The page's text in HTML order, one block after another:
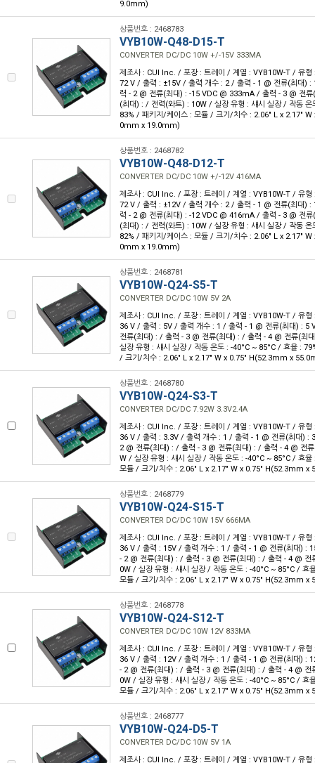
9.0mm)
상품번호 : 2468783
VYB10W-Q48-D15-T
CONVERTER DC/DC 10W +/-15V 333MA
제조사 : CUI Inc. / 포장 : 트레이 / 계열 : VYB10W-T / 유형
72 V / 출력 : ±15V / 출력 개수 : 2 / 출력 - 1 @ 전류(최대)
력 - 2 @ 전류(최대) : -15 VDC @ 333mA / 출력 - 3 @ 전
(최대) : / 전력(와트) : 10W / 실장 유형 : 섀시 실장 / 작동
83% / 패키지/케이스 : 모듈 / 크기/치수 : 2.06" L x 2.17"
0mm x 19.0mm)
상품번호 : 2468782
VYB10W-Q48-D12-T
CONVERTER DC/DC 10W +/-12V 416MA
제조사 : CUI Inc. / 포장 : 트레이 / 계열 : VYB10W-T / 유형
72 V / 출력 : ±12V / 출력 개수 : 2 / 출력 - 1 @ 전류(최대)
력 - 2 @ 전류(최대) : -12 VDC @ 416mA / 출력 - 3 @ 전
(최대) : / 전력(와트) : 10W / 실장 유형 : 섀시 실장 / 작동
82% / 패키지/케이스 : 모듈 / 크기/치수 : 2.06" L x 2.17"
0mm x 19.0mm)
상품번호 : 2468781
VYB10W-Q24-S5-T
CONVERTER DC/DC 10W 5V 2A
제조사 : CUI Inc. / 포장 : 트레이 / 계열 : VYB10W-T / 유형
36 V / 출력 : 5V / 출력 개수 : 1 / 출력 - 1 @ 전류(최대) : 5
전류(최대) : / 출력 - 3 @ 전류(최대) : / 출력 - 4 @ 전류(최
실장 유형 : 섀시 실장 / 작동 온도 : -40°C ~ 85°C / 효율 :
/ 크기/치수 : 2.06" L x 2.17" W x 0.75" H(52.3mm x
상품번호 : 2468780
VYB10W-Q24-S3-T
CONVERTER DC/DC 7.92W 3.3V2.4A
제조사 : CUI Inc. / 포장 : 트레이 / 계열 : VYB10W-T / 유형
36 V / 출력 : 3.3V / 출력 개수 : 1 / 출력 - 1 @ 전류(최대) :
2 @ 전류(최대) : / 출력 - 3 @ 전류(최대) : / 출력 - 4 @ 전
W / 실장 유형 : 섀시 실장 / 작동 온도 : -40°C ~ 85°C / 효
모듈 / 크기/치수 : 2.06" L x 2.17" W x 0.75" H(52.3mm
상품번호 : 2468779
VYB10W-Q24-S15-T
CONVERTER DC/DC 10W 15V 666MA
제조사 : CUI Inc. / 포장 : 트레이 / 계열 : VYB10W-T / 유형
36 V / 출력 : 15V / 출력 개수 : 1 / 출력 - 1 @ 전류(최대) :
- 2 @ 전류(최대) : / 출력 - 3 @ 전류(최대) : / 출력 - 4 @
0W / 실장 유형 : 섀시 실장 / 작동 온도 : -40°C ~ 85°C / 효
모듈 / 크기/치수 : 2.06" L x 2.17" W x 0.75" H(52.3mm
상품번호 : 2468778
VYB10W-Q24-S12-T
CONVERTER DC/DC 10W 12V 833MA
제조사 : CUI Inc. / 포장 : 트레이 / 계열 : VYB10W-T / 유형
36 V / 출력 : 12V / 출력 개수 : 1 / 출력 - 1 @ 전류(최대) :
- 2 @ 전류(최대) : / 출력 - 3 @ 전류(최대) : / 출력 - 4 @
0W / 실장 유형 : 섀시 실장 / 작동 온도 : -40°C ~ 85°C / 효
모듈 / 크기/치수 : 2.06" L x 2.17" W x 0.75" H(52.3mm
상품번호 : 2468777
VYB10W-Q24-D5-T
CONVERTER DC/DC 10W 5V 1A
제조사 : CUI Inc. / 포장 : 트레이 / 계열 : VYB10W-T / 유형